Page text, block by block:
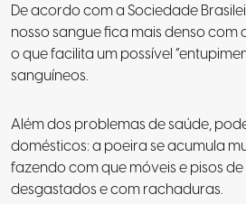
De acordo com a Sociedade
nosso sangue fica mais denso com
o que facilita um possível
sanguíneos.
Além dos problemas de saúde,
domésticos: a poeira se acumula
fazendo com que móveis e pisos
desgastados e com rachaduras.